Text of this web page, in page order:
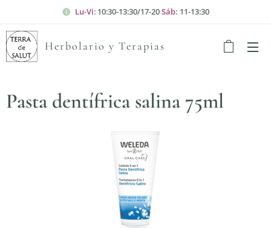
Lu-Vi: 10:30-13:30/17-20Sáb: 11-13:30
Herbolario y Terapias
Pasta dentífrica salina 75ml